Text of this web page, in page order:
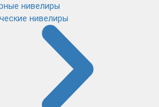
нивелиры
нивелиры